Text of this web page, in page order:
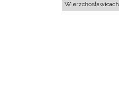
Wierzchosławicach